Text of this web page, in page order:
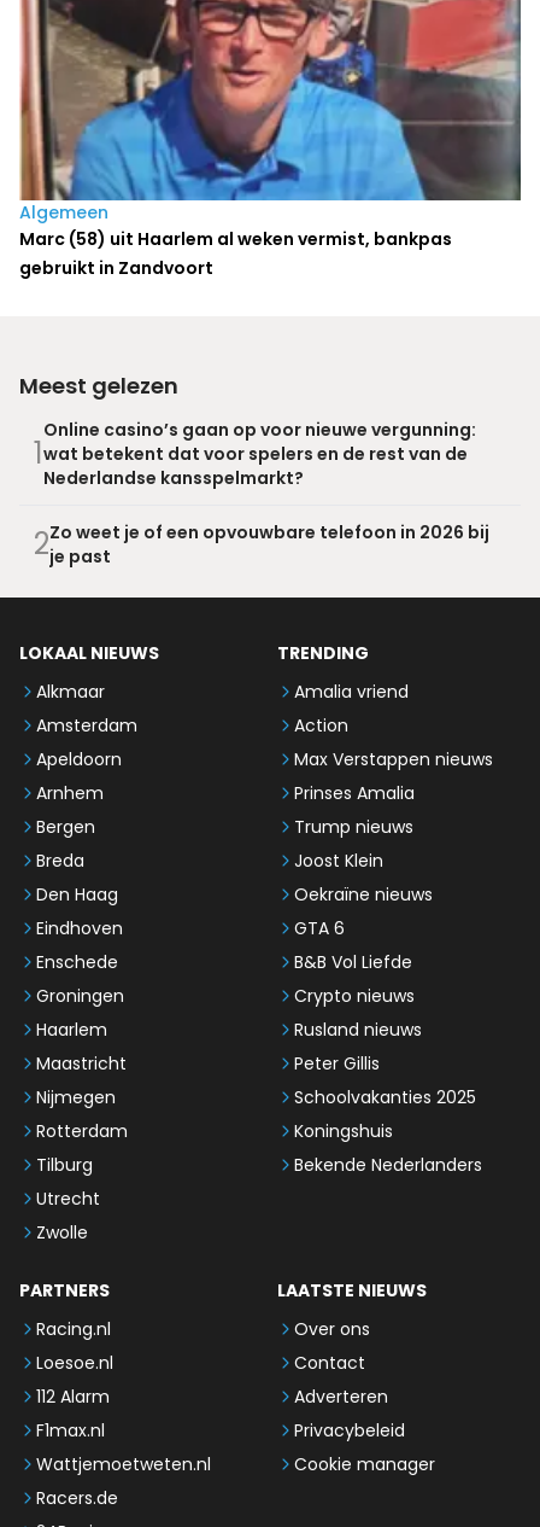
Algemeen
Marc (58) uit Haarlem al weken vermist, bankpas
gebruikt in Zandvoort
Meest gelezen
1
Online casino’s gaan op voor nieuwe vergunning:
wat betekent dat voor spelers en de rest van de
Nederlandse kansspelmarkt?
2Zo weet je of een opvouwbare telefoon in 2026 bij
je past
LOKAAL NIEUWS
Alkmaar
Amsterdam
Apeldoorn
Arnhem
Bergen
Breda
Den Haag
Eindhoven
Enschede
Groningen
Haarlem
Maastricht
Nijmegen
Rotterdam
Tilburg
Utrecht
Zwolle
TRENDING
Amalia vriend
Action
Max Verstappen nieuws
Prinses Amalia
Trump nieuws
Joost Klein
Oekraïne nieuws
GTA 6
B&B Vol Liefde
Crypto nieuws
Rusland nieuws
Peter Gillis
Schoolvakanties 2025
Koningshuis
Bekende Nederlanders
PARTNERS
Racing.nl
Loesoe.nl
112 Alarm
F1max.nl
Wattjemoetweten.nl
Racers.de
LAATSTE NIEUWS
Over ons
Contact
Adverteren
Privacybeleid
Cookie manager